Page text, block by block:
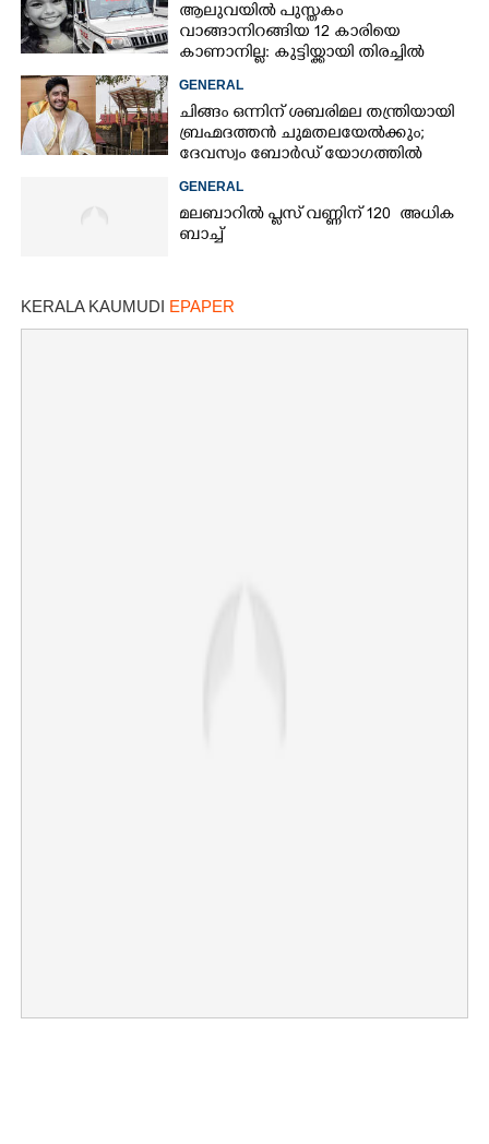
ആലുവയിൽ പുസ്തകം
വാങ്ങാനിറങ്ങിയ 12 കാരിയെ
കാണാനില്ല: കുട്ടിയ്ക്കായി തിരച്ചിൽ
GENERAL
ചിങ്ങം ഒന്നിന് ശബരിമല തന്ത്രിയായി
ബ്രഹ്മദത്തൻ ചുമതലയേൽക്കും;
ദേവസ്വം ബോർഡ് യോഗത്തിൽ
GENERAL
മലബാറിൽ പ്ലസ് വണ്ണിന് 120 അധിക
ബാച്ച്
KERALA KAUMUDI EPAPER